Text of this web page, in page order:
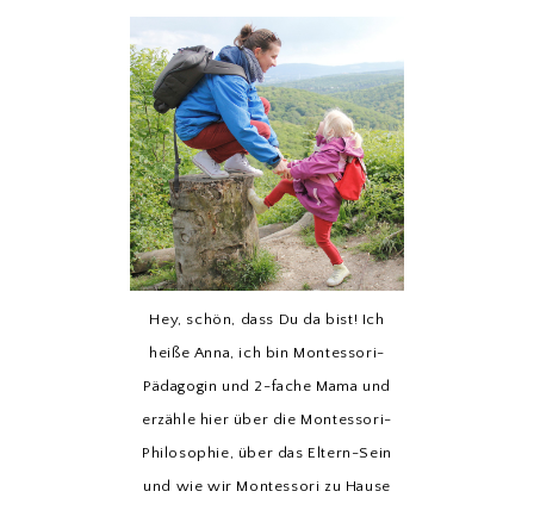
Hey, schön, dass Du da bist! Ich
heiße Anna, ich bin Montessori-
Pädagogin und 2-fache Mama und
erzähle hier über die Montessori-
Philosophie, über das Eltern-Sein
und wie wir Montessori zu Hause